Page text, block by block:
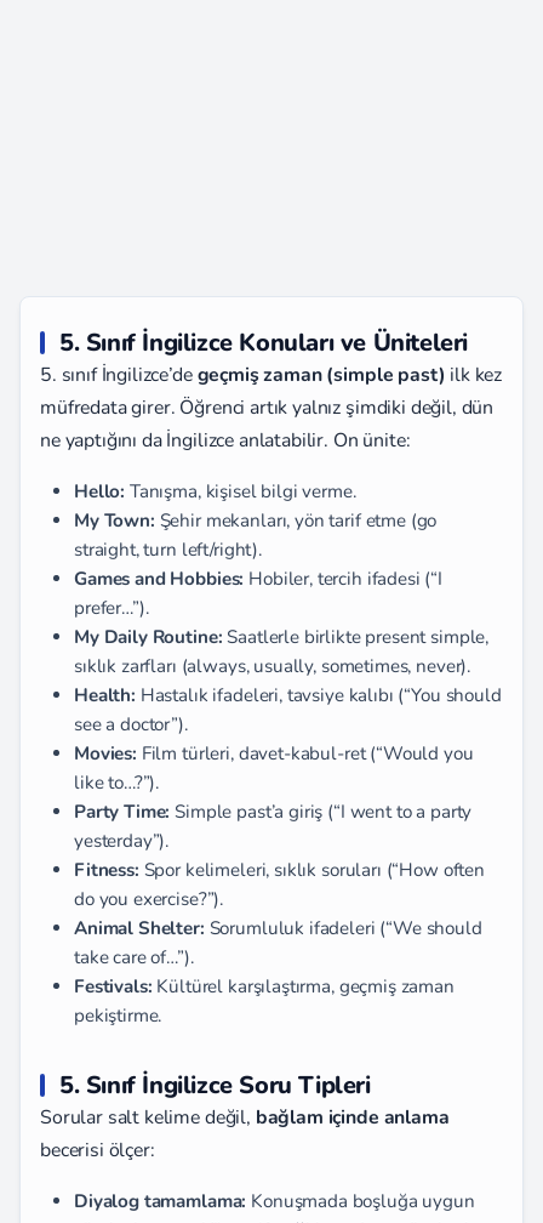
5. Sınıf İngilizce Konuları ve Üniteleri
5. sınıf İngilizce’degeçmiş zaman (simple past) ilk kez
müfredata girer. Öğrenci artık yalnız şimdiki değil, dün
ne yaptığını da İngilizce anlatabilir. On ünite:
Hello: Tanışma, kişisel bilgi verme.
My Town: Şehir mekanları, yön tarif etme (go
straight, turn left/right).
Games and Hobbies: Hobiler, tercih ifadesi (“I
prefer…”).
My Daily Routine: Saatlerle birlikte present simple,
sıklık zarfları (always, usually, sometimes, never).
Health: Hastalık ifadeleri, tavsiye kalıbı (“You should
see a doctor”).
Movies: Film türleri, davet-kabul-ret (“Would you
like to…?”).
Party Time: Simple past’a giriş (“I went to a party
yesterday”).
Fitness: Spor kelimeleri, sıklık soruları (“How often
do you exercise?”).
Animal Shelter: Sorumluluk ifadeleri (“We should
take care of…”).
Festivals: Kültürel karşılaştırma, geçmiş zaman
pekiştirme.
5. Sınıf İngilizce Soru Tipleri
Sorular salt kelime değil, bağlam içinde anlama
becerisi ölçer:
Diyalog tamamlama: Konuşmada boşluğa uygun